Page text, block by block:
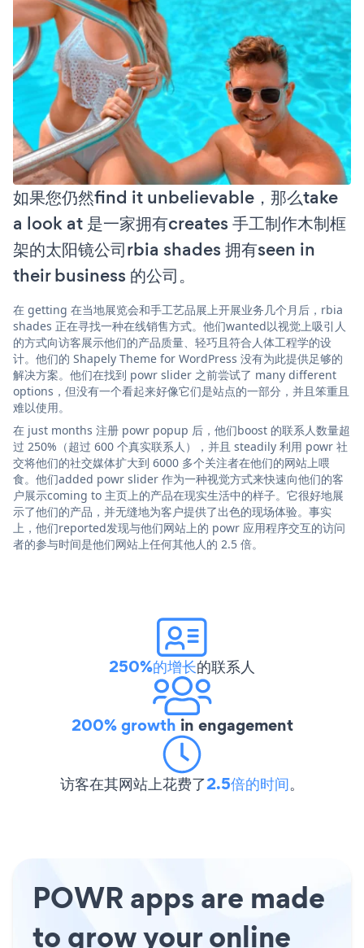
如果您仍然find it unbelievable，那么take
a look at 是一家拥有creates 手工制作木制框
架的太阳镜公司rbia shades 拥有seen in
their business 的公司。
在 getting 在当地展览会和手工艺品展上开展业务几个月后，rbia
shades 正在寻找一种在线销售方式。他们wanted以视觉上吸引人
的方式向访客展示他们的产品质量、轻巧且符合人体工程学的设
计。他们的 Shapely Theme for WordPress 没有为此提供足够的
解决方案。他们在找到 powr slider 之前尝试了 many different
options，但没有一个看起来好像它们是站点的一部分，并且笨重且
难以使用。
在 just months 注册 powr popup 后，他们boost 的联系人数量超
过 250%（超过 600 个真实联系人），并且 steadily 利用 powr 社
交将他们的社交媒体扩大到 6000 多个关注者在他们的网站上喂
食。他们added powr slider 作为一种视觉方式来快速向他们的客
户展示coming to 主页上的产品在现实生活中的样子。它很好地展
示了他们的产品，并无缝地为客户提供了出色的现场体验。事实
上，他们reported发现与他们网站上的 powr 应用程序交互的访问
者的参与时间是他们网站上任何其他人的 2.5 倍。
250%的增长的联系人
200% growth in engagement
访客在其网站上花费了2.5倍的时间。
POWR apps are made
to grow your online